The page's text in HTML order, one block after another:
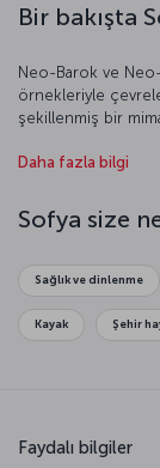
Bir bakışta
Neo-Barok ve
örnekleriyle
şekillenmiş bir
yapıyor.
Daha fazla bilgi
Sofya size
Sağlık ve dinlenme
Kayak Şehir
Faydalı bilgiler